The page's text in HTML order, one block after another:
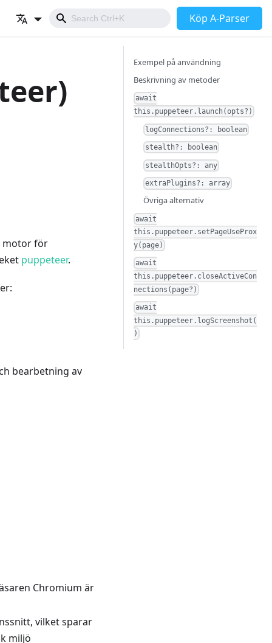
Köp A-Parser
motor för
puppeteer.
bearbetning av
Chromium är
vilket sparar
miljö
Exempel på användning
Beskrivning av metoder
await
this.puppeteer.launch(opts?)
logConnections?: boolean
stealth?: boolean
stealthOpts?: any
extraPlugins?: array
Övriga alternativ
await
this.puppeteer.setPageUseProx
y(page)
await
this.puppeteer.closeActiveCon
nections(page?)
await
this.puppeteer.logScreenshot(
)